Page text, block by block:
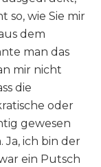
so, wie Sie mir
dem
man das
mir nicht
die
oder
gewesen
Ja, ich bin der
ein Putsch